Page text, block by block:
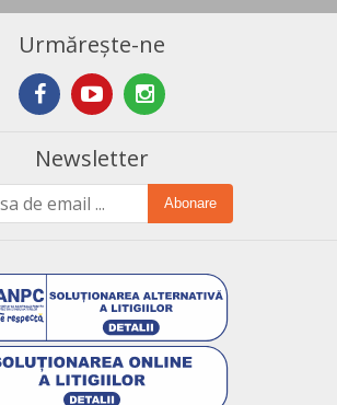
Urmărește-ne
Newsletter
Abonare